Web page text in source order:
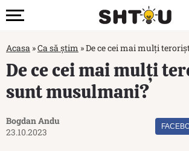
Acasa »Ca să știm »De ce cei mai mulți
De ce cei mai mulți
sunt musulmani?
Bogdan Andu
23.10.2023